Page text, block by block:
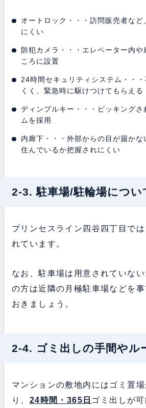
オートロック・・・訪問販売者な
にくい
防犯カメラ・・・エレベーター内や
ころに設置
24時間セキュリティシステム・・
くく、緊急時に駆けつけてもらえる
ディンプルキー・・・ピッキングさ
ムを採用
内廊下・・・外部からの目が届かな
住んでいるか把握されにくい
2-3. 駐車場/駐輪場につい
プリンセスライン四谷四丁目で
れています。
なお、駐車場は用意されていな
の方は近隣の月極駐車場などを
おきましょう。
2-4. ゴミ出しの手間やル
マンションの敷地内にはゴミ置
り、 24時間・365日 ゴミ出しが